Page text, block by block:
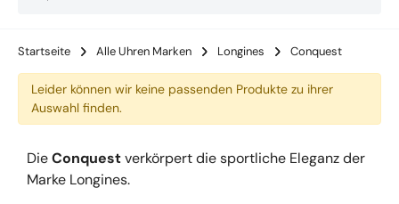
Startseite Alle Uhren Marken Longines Conquest
Leider können wir keine passenden Produkte zu ihrer
Auswahl finden.
DieConquestverkörpert die sportliche Eleganz der
Marke Longines.